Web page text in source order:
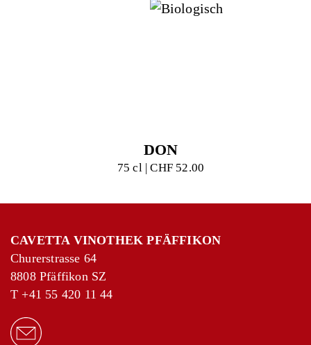
DON
75 cl | CHF 52.00
CAVETTA VINOTHEK PFÄFFIKON
Churerstrasse 64
8808 Pfäffikon SZ
T +41 55 420 11 44